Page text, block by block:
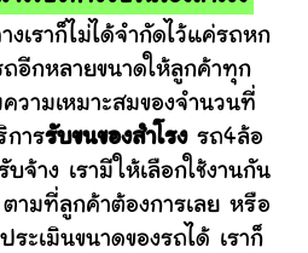
ก็ไม่ได้จำกัดไว้แค่รถหก
ถอีกหลายขนาดให้ลูกค้าทุก
วามเหมาะสมของจำนวนที่
การรับขนของสำโรงรถ4ล้อ
จ้าง เรามีให้เลือกใช้งานกัน
ามที่ลูกค้าต้องการเลย หรือ
ะเมินขนาดของรถได้ เราก็